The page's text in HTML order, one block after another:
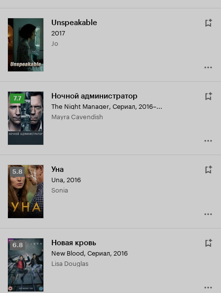
Unspeakable
2017
Jo
Рейтинг
Кинопоиска
7.7
7.7 Ночной администратор
The Night Manager, Сериал, 2016–...
Mayra Cavendish
Рейтинг
Кинопоиска
5.8
5.8 Уна
Una, 2016
Sonia
Рейтинг
Кинопоиска
6.8
6.8 Новая кровь
New Blood, Сериал, 2016
Lisa Douglas